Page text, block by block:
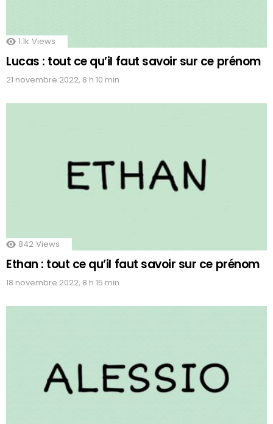
1.1k Views
Lucas : tout ce qu’il faut savoir sur ce prénom
21 novembre 2022, 8 h 10 min
842 Views
Ethan : tout ce qu’il faut savoir sur ce prénom
18 novembre 2022, 8 h 15 min